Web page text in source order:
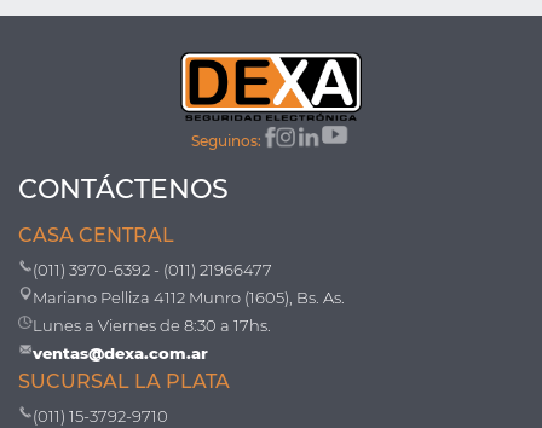
Seguinos:
CONTÁCTENOS
CASA CENTRAL
(011) 3970-6392 - (011) 21966477
Mariano Pelliza 4112 Munro (1605), Bs. As.
Lunes a Viernes de 8:30 a 17hs.
ventas@dexa.com.ar
SUCURSAL LA PLATA
(011) 15-3792-9710